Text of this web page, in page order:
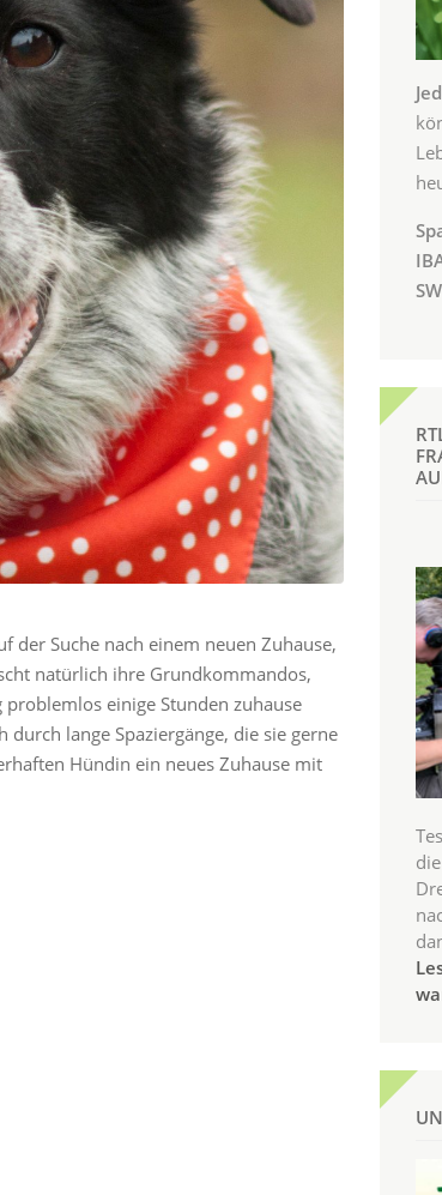
der Suche nach einem neuen Zuhause,
natürlich ihre Grundkommandos,
einige Stunden zuhause
lange Spaziergänge, die sie gerne
Hündin ein neues Zuhause mit